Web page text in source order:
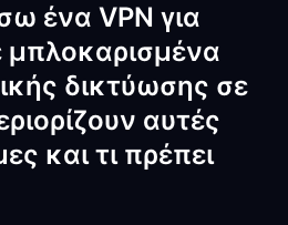
ένα VPN για
δικτύωσης σε
αυτές
και τι πρέπει